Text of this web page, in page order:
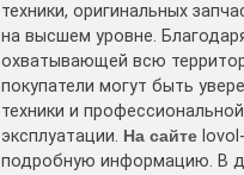
техники, оригинальных
на высшем уровне.
охватывающей всю
покупатели могут быть
техники и
эксплуатации. На сайте
подробную информацию. В